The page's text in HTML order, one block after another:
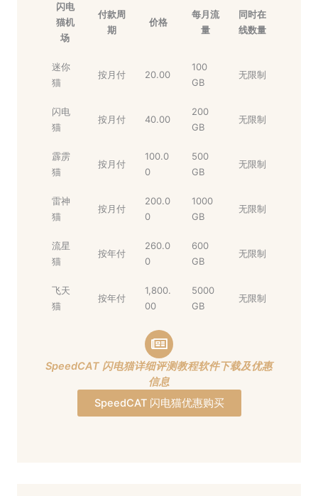
闪电
猫机
场
付款周
期
价格
每月流
量
同时在
线数量
迷你
猫
按月付 20.00
100
GB
无限制
闪电
猫
按月付 40.00
200
GB
无限制
霹雳
猫
按月付
100.0
0
500
GB
无限制
雷神
猫
按月付
200.0
0
1000
GB
无限制
流星
猫
按年付
260.0
0
600
GB
无限制
飞天
猫
按年付
1,800.
00
5000
GB
无限制
SpeedCAT 闪电猫详细评测教程软件下载及优惠
信息
SpeedCAT 闪电猫优惠购买